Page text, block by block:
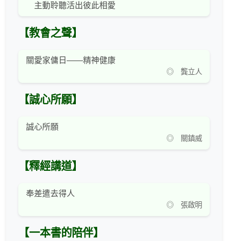
主動聆聽活出彼此相愛
【教會之聲】
關愛家傭日——精神健康
◎ 龔立人
【誠心所願】
誠心所願
◎ 關鎮威
【釋經講道】
奉差遣去得人
◎ 張啟明
【一本書的陪伴】